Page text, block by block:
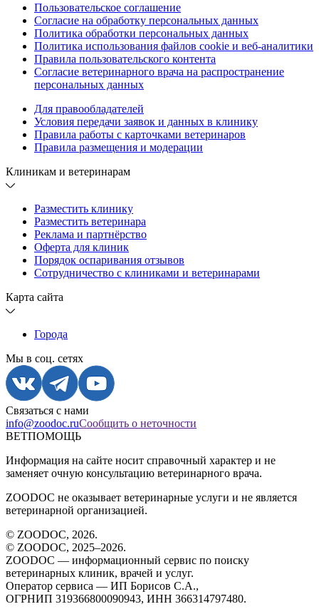
Пользовательское соглашение
Согласие на обработку персональных данных
Политика обработки персональных данных
Политика использования файлов cookie и веб-аналитики
Правила пользовательского контента
Согласие ветеринарного врача на распространение
персональных данных
Для правообладателей
Условия передачи заявок и данных в клинику
Правила работы с карточками ветеринаров
Правила размещения и модерации
Клиникам и ветеринарам
Разместить клинику
Разместить ветеринара
Реклама и партнёрство
Оферта для клиник
Порядок оспаривания отзывов
Сотрудничество с клиниками и ветеринарами
Карта сайта
Города
Мы в соц. сетях
Связаться с нами
info@zoodoc.ruСообщить о неточности
ВЕТПОМОЩЬ
Информация на сайте носит справочный характер и не
заменяет очную консультацию ветеринарного врача.
ZOODOC не оказывает ветеринарные услуги и не является
ветеринарной организацией.
© ZOODOC, 2026.
© ZOODOC, 2025–2026.
ZOODOC — информационный сервис по поиску
ветеринарных клиник, врачей и услуг.
Оператор сервиса — ИП Борисов С.А.,
ОГРНИП 319366800090943, ИНН 366314797480.